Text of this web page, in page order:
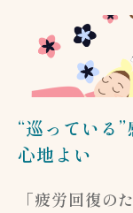
りがとうござ
た。
フからのお返
もゆったり、
り、うとう
中はウトウト
せん（笑） 田
いつもありが
“巡っている
心地よい
「疲労回復の